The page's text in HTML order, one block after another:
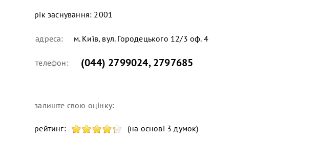
рік заснування: 2001
адреса: м. Київ, вул. Городецького 12/3 оф. 4
телефон: (044) 2799024,2797685
залиште свою оцінку:
рейтинг: (на основі 3 думок)